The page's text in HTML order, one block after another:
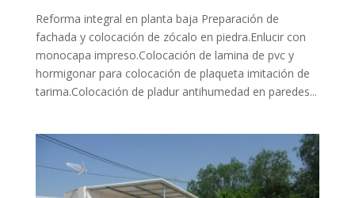
Reforma integral en planta baja Preparación de
fachada y colocación de zócalo en piedra.Enlucir con
monocapa impreso.Colocación de lamina de pvc y
hormigonar para colocación de plaqueta imitación de
tarima.Colocación de pladur antihumedad en paredes...